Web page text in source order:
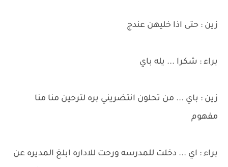
زين : حتى اذا خليهن عندج
براء : شكرا ... يله باي
زين : باي ... من تحلون انتضريني بره لترحين منا منا
مفهوم
براء : اي ... دخلت للمدرسه ورحت للاداره ابلغ المديره عن